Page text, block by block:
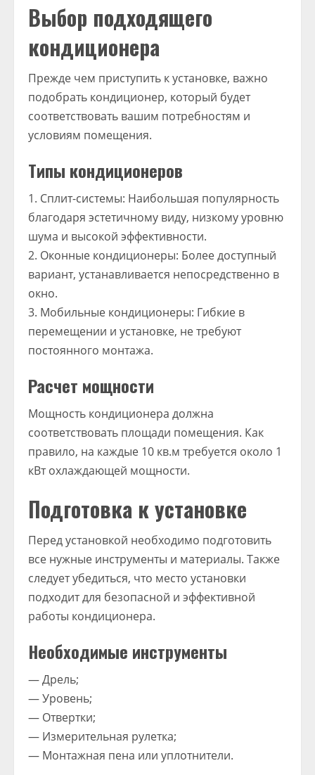
Выбор подходящего
кондиционера
Прежде чем приступить к установке, важно
подобрать кондиционер, который будет
соответствовать вашим потребностям и
условиям помещения.
Типы кондиционеров
1. Сплит-системы: Наибольшая популярность
благодаря эстетичному виду, низкому уровню
шума и высокой эффективности.
2. Оконные кондиционеры: Более доступный
вариант, устанавливается непосредственно в
окно.
3. Мобильные кондиционеры: Гибкие в
перемещении и установке, не требуют
постоянного монтажа.
Расчет мощности
Мощность кондиционера должна
соответствовать площади помещения. Как
правило, на каждые 10 кв.м требуется около 1
кВт охлаждающей мощности.
Подготовка к установке
Перед установкой необходимо подготовить
все нужные инструменты и материалы. Также
следует убедиться, что место установки
подходит для безопасной и эффективной
работы кондиционера.
Необходимые инструменты
— Дрель;
— Уровень;
— Отвертки;
— Измерительная рулетка;
— Монтажная пена или уплотнители.